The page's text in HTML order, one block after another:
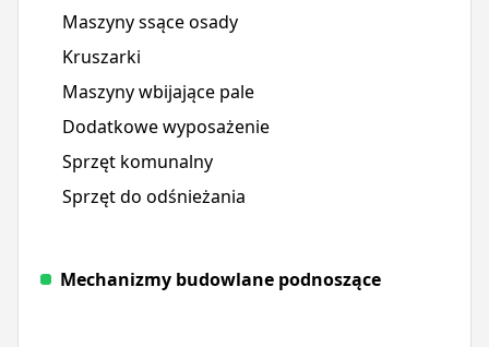
Maszyny ssące osady
Kruszarki
Maszyny wbijające pale
Dodatkowe wyposażenie
Sprzęt komunalny
Sprzęt do odśnieżania
Mechanizmy budowlane podnoszące